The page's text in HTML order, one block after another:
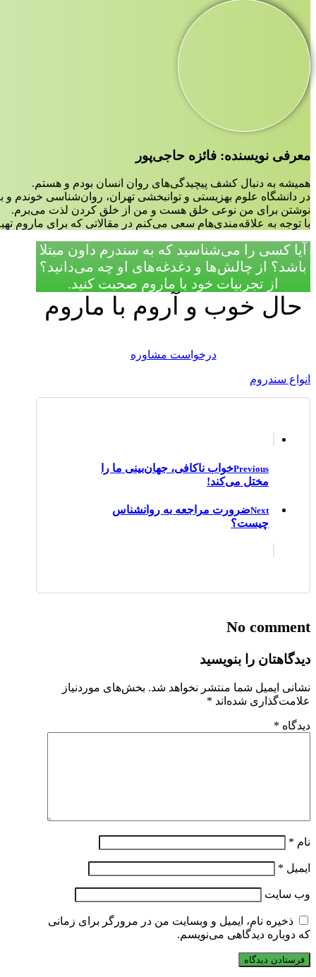
معرفی نویسنده: فائزه حاجی‌پور
همیشه به دنبال کشف پیچیدگی‌های روان انسان بودم و هستم.
در دانشگاه علوم بهزیستی و توانبخشی تهران، روان‌شناسی خوندم
نوشتن برای من نوعی خلق هست و من از خلق کردن لذت می‌برم.
با توجه به علاقه‌مندی‌هام سعی می‌کنم در مقالاتی که برای ماروم
آیا کسی را می‌شناسید که به سندرم داون مبتلا
باشد؟ از چالش‌ها و دغدغه‌های او چه می‌دانید؟
از تجربیات خود با ماروم صحبت کنید.
حال خوب و آروم با ماروم
درخواست مشاوره
انواع سندروم
Previousخواب ناکافی، جهان‌بینی ما را
مختل می‌کند!
Nextضرورت مراجعه به روانشناس
چیست؟
No comment
دیدگاهتان را بنویسید
نشانی ایمیل شما منتشر نخواهد شد. بخش‌های موردنیاز
علامت‌گذاری شده‌اند *
دیدگاه *
نام *
ایمیل *
وب‌ سایت
ذخیره نام، ایمیل و وبسایت من در مرورگر برای زمانی
که دوباره دیدگاهی می‌نویسم.